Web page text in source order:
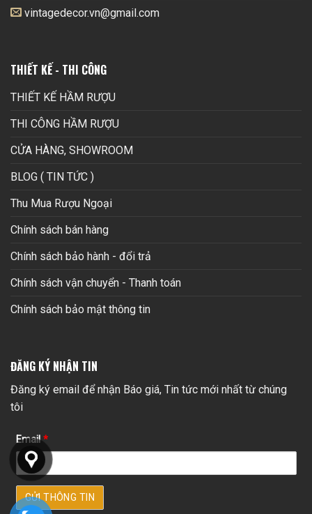
vintagedecor.vn@gmail.com
THIẾT KẾ - THI CÔNG
THIẾT KẾ HẦM RƯỢU
THI CÔNG HẦM RƯỢU
CỬA HÀNG, SHOWROOM
BLOG ( TIN TỨC )
Thu Mua Rượu Ngoại
Chính sách bán hàng
Chính sách bảo hành - đổi trả
Chính sách vận chuyển - Thanh toán
Chính sách bảo mật thông tin
ĐĂNG KÝ NHẬN TIN
Đăng ký email để nhận Báo giá, Tin tức mới nhất từ chúng
tôi
Email*